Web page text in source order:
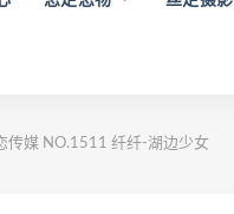
传媒 NO.1511 纤纤-湖边少女